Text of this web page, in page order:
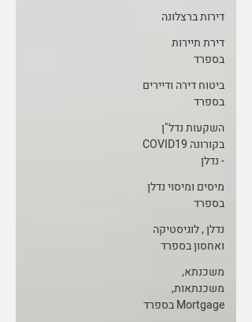
דירות ברצלונה
דירת תיירות
בספרד
ביטוח דירה ודיירים
בספרד
השקעות נדל"ן
בקורונה COVID19
- נדלן
מיסים ומיסוי נדלן
בספרד
נדלן , לוגיסטיקה
ואחסון בספרד
משכנתא,
משכנתאות,
Mortgage בספרד